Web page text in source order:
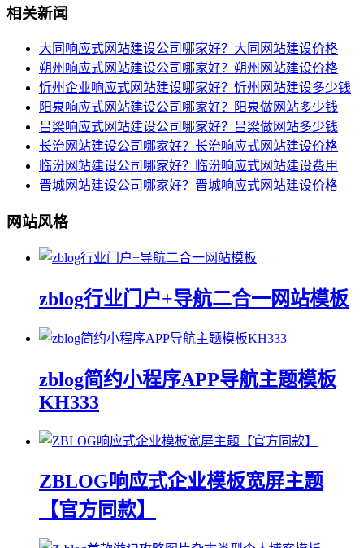
相关新闻
大同响应式网站建设公司哪家好？大同网站建设价格
朔州响应式网站建设公司哪家好？朔州网站建设价格
忻州企业响应式网站建设哪家好？忻州网站建设多少钱
阳泉响应式网站建设公司哪家好？阳泉做网站多少钱
吕梁响应式网站建设公司哪家好？吕梁做网站多少钱
长治网站建设公司哪家好？长治响应式网站建设价格
临汾网站建设公司哪家好？临汾响应式网站建设费用
晋城网站建设公司哪家好？晋城响应式网站建设价格
网站风格
zblog行业门户+导航二合一网站模板
zblog简约小程序APP导航主题模板
KH333
ZBLOG响应式企业模板宽屏主题
【官方同款】